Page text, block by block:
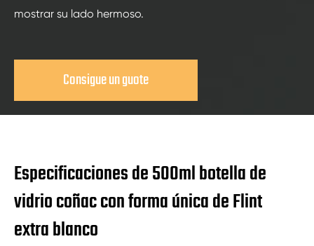
mostrar su lado hermoso.
Consigue un guote
Especificaciones de 500ml botella de
vidrio coñac con forma única de Flint
extra blanco